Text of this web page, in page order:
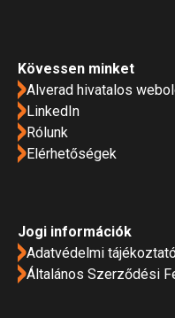
Kövessen minket
Alverad hivatalos
LinkedIn
Rólunk
Elérhetőségek
Jogi információk
Adatvédelmi
Általános Szerződési